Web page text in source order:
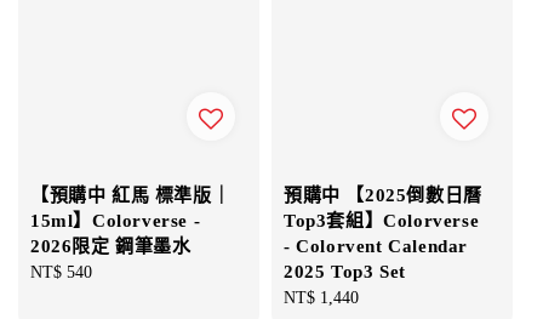
【預購中 紅馬 標準版｜
15ml】Colorverse -
2026限定 鋼筆墨水
Regular
NT$ 540
預購中 【2025倒數日曆
Top3套組】Colorverse
- Colorvent Calendar
2025 Top3 Set
Regular
NT$ 1,440